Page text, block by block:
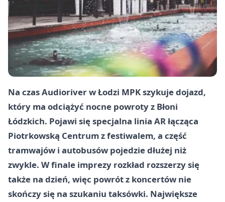
Na czas Audioriver w Łodzi MPK szykuje dojazd,
który ma odciążyć nocne powroty z Błoni
Łódzkich. Pojawi się specjalna linia AR łącząca
Piotrkowską Centrum z festiwalem, a część
tramwajów i autobusów pojedzie dłużej niż
zwykle. W finale imprezy rozkład rozszerzy się
także na dzień, więc powrót z koncertów nie
skończy się na szukaniu taksówki. Największe